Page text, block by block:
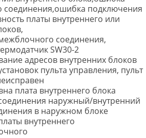
соединения,ошибка подключения
платы внутреннего или
соединения,
SW30-2
адресов внутренних блоков
пульта управления, пульт
плата внутреннего блока
наружный/внутренний
в наружном блоке
внутреннего